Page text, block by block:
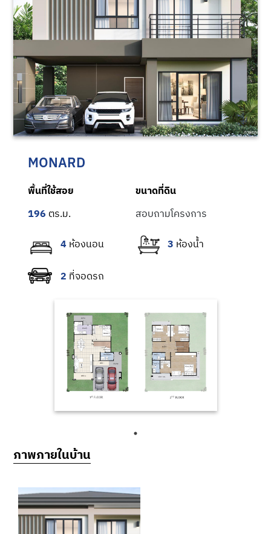
ภาพตัวอย่างโครงการ Zerene เพชรเกษม ที่เพิ่มความสว่างและปลอดโปร่งให้บ้านด้วยกระจกผนังบานใหญ่
MONARD
พื้นที่ใช้สอย
196
ขนาดที่ดิน
สอบถามโครงการ
4
3
2
ภาพภายในบ้าน